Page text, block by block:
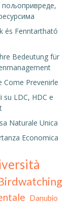
пољопривреде,
és Fenntartható
Bedeutung für
Come Prevenirle
su LDC, HDC e
Naturale Unica
Economica
Danubio